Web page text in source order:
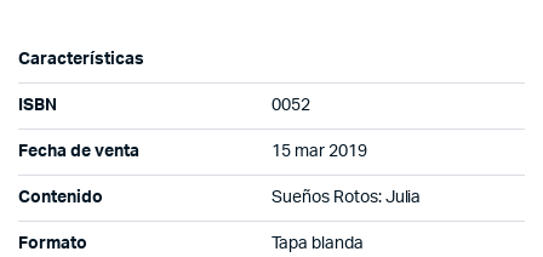
Características
ISBN 0052
Fecha de venta 15 mar 2019
Contenido Sueños Rotos: Julia
Formato Tapa blanda